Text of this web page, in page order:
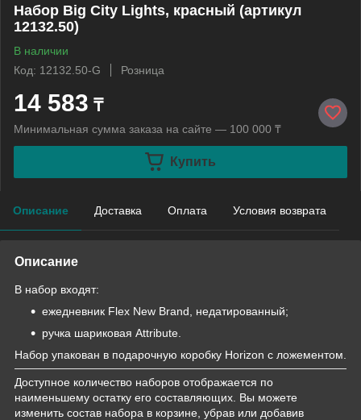
Набор Big City Lights, красный (артикул
12132.50)
В наличии
Код: 12132.50-G
Розница
14 583 ₸
Минимальная сумма заказа на сайте — 100 000 ₸
Купить
Описание Доставка Оплата Условия возврата
Описание
В набор входят:
ежедневник Flex New Brand, недатированный;
ручка шариковая Attribute.
Набор упакован в подарочную коробку Horizon с ложементом.
Доступное количество наборов отображается по
наименьшему остатку его составляющих. Вы можете
изменить состав набора в корзине, убрав или добавив